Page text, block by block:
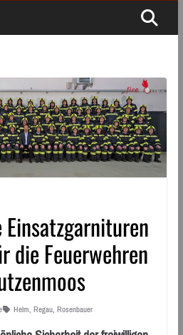
die Feuerwehren
Helm, Regau, Rosenbauer